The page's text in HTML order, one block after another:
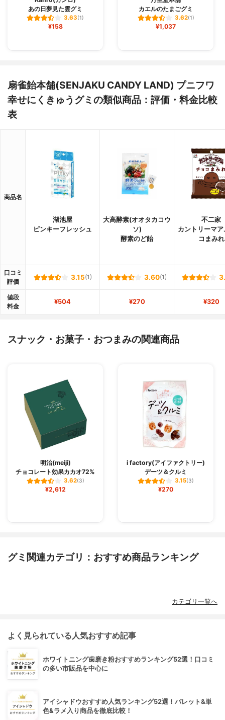
あの日夢見た雲グミ
3.63(1)
¥158
カエルのたまごグミ
3.62(1)
¥1,037
扇雀飴本舗(SENJAKU CANDY LAND) プニフワ
幸せにくきゅうグミの類似商品：評価・料金比較
表
商品名
湖池屋
ピンキーフレッシュ
大高酵素(オオタカコウ
ソ)
酵素のど飴
不二家
カントリーマア
コまみれ
口コミ
評価
3.15(1) 3.60(1)
値段
料金
¥504 ¥270 ¥320
スナック・お菓子・おつまみの関連商品
明治(meiji)
チョコレート効果カカオ72%
3.62(3)
¥2,612
i factory(アイファクトリー)
デーツ＆クルミ
3.15(3)
¥270
グミ関連カテゴリ：おすすめ商品ランキング
カテゴリ一覧へ
よく見られている人気おすすめ記事
ホワイトニング歯磨き粉おすすめランキング52選！口コミ
の多い市販品を中心に
アイシャドウおすすめ人気ランキング52選！パレット&単
色&ラメ入り商品を徹底比較！